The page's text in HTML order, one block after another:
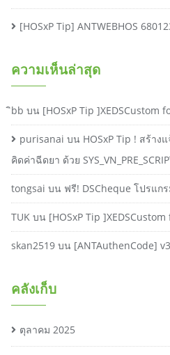
[HOSxP Tip] ANTWEBHOS
ความเห็นล่าสุด
ิbb บน [HOSxP Tip ]XEDSCustom
purisanai บน HOSxP Tip ! สร้าง
คิดค่าฉีดยา ด้วย
tongsai บน ฟรี! DSCheque โปรแก
TUK บน [HOSxP Tip
skan2519 บน [ANTAuthenCode]
คลังเก็บ
ตุลาคม 2025